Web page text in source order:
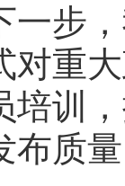
一步
对重
培训
布质